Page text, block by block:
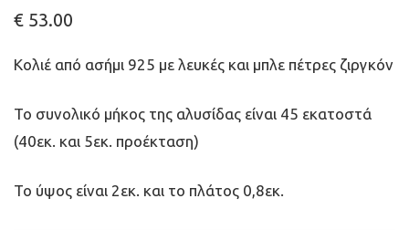
€ 53.00
Κολιέ από ασήμι 925 με λευκές και μπλε πέτρες ζιργκόν
Το συνολικό μήκος της αλυσίδας είναι 45 εκατοστά
(40εκ. και 5εκ. προέκταση)
Το ύψος είναι 2εκ. και το πλάτος 0,8εκ.